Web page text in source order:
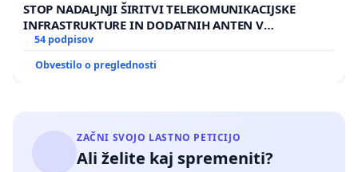
STOP NADALJNJI ŠIRITVI TELEKOMUNIKACIJSKE
INFRASTRUKTURE IN DODATNIH ANTEN V
GRADIŠČAKU
54 podpisov
Obvestilo o preglednosti
ZAČNI SVOJO LASTNO PETICIJO
Ali želite kaj spremeniti?